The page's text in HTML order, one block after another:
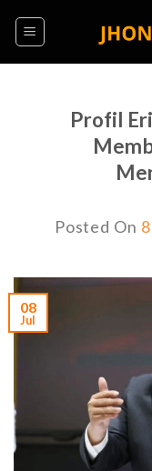
Profil
Posted On
08
Jul